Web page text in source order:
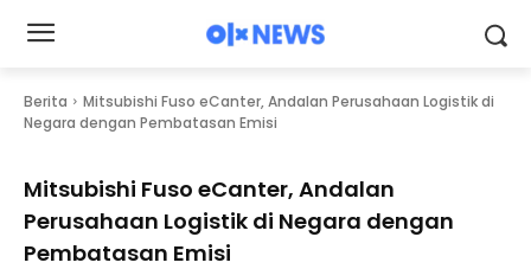
Berita
Mitsubishi Fuso eCanter, Andalan Perusahaan Logistik di
Negara dengan Pembatasan Emisi
Mitsubishi Fuso eCanter, Andalan
Perusahaan Logistik di Negara dengan
Pembatasan Emisi